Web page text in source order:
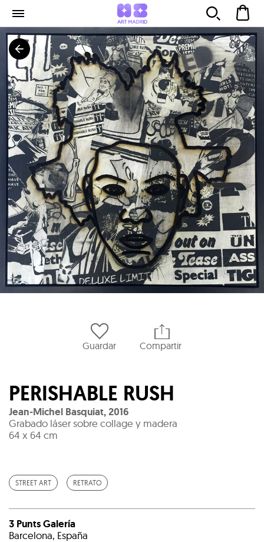
Guardar Compartir
PERISHABLE RUSH
Jean-Michel Basquiat,2016
Grabado láser sobre collage y madera
64 x 64 cm
STREET ART RETRATO
3 Punts Galería
Barcelona, España